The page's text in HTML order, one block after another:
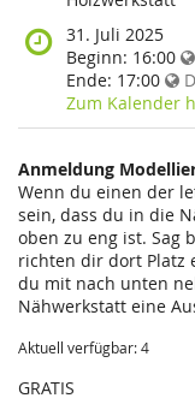
statt?
Wann
findet
diese
Veranstaltung
statt?
31. Juli 2025
Beginn: 16:00
Ende: 17:00
Zum Kalender
Anmeldung
Wenn du einen der
sein, dass du in die
oben zu eng ist. Sag
richten dir dort Platz
du mit nach unten
Nähwerkstatt eine
Aktuell verfügbar: 4
GRATIS